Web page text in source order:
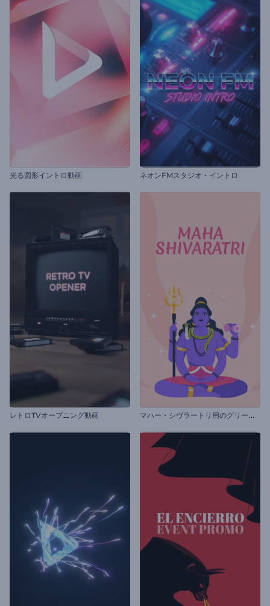
光る図形イントロ動画 ネオンFMスタジオ・イントロ
レトロTVオープニング動画 マ
ハー・シヴラートリ用のグリーティング動画